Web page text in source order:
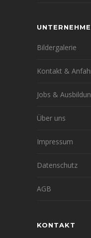
Bildergalerie
Kontakt &
Jobs &
Über uns
Impressum
Datenschutz
AGB
KONTAKT